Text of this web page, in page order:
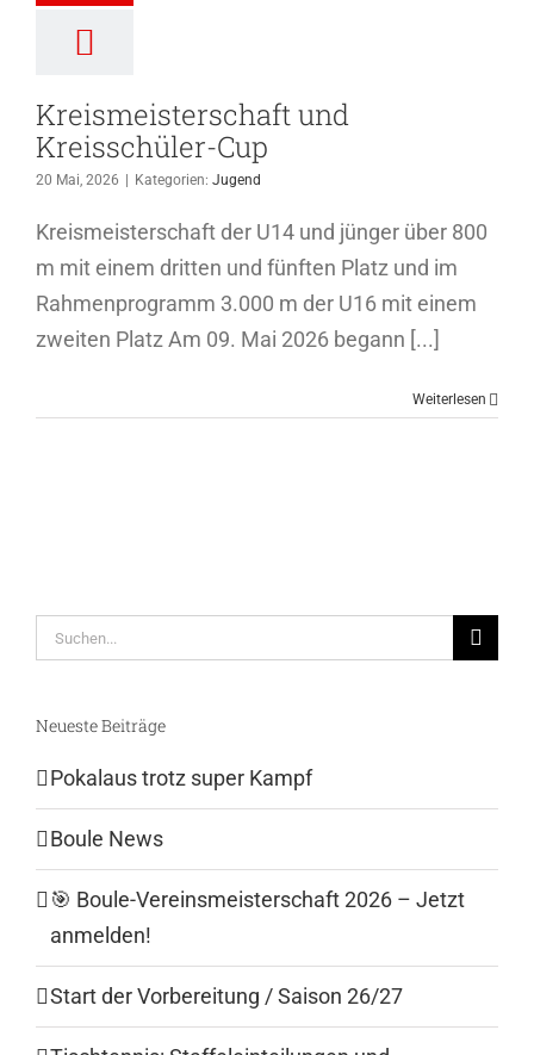
Kreismeisterschaft und
Kreisschüler-Cup
20 Mai, 2026 Kategorien: Jugend
Kreismeisterschaft der U14 und jünger über 800
m mit einem dritten und fünften Platz und im
Rahmenprogramm 3.000 m der U16 mit einem
zweiten Platz Am 09. Mai 2026 begann [...]
Weiterlesen
Suche
nach:
Neueste Beiträge
Pokalaus trotz super Kampf
Boule News
🎯 Boule-Vereinsmeisterschaft 2026 – Jetzt
anmelden!
Start der Vorbereitung / Saison 26/27